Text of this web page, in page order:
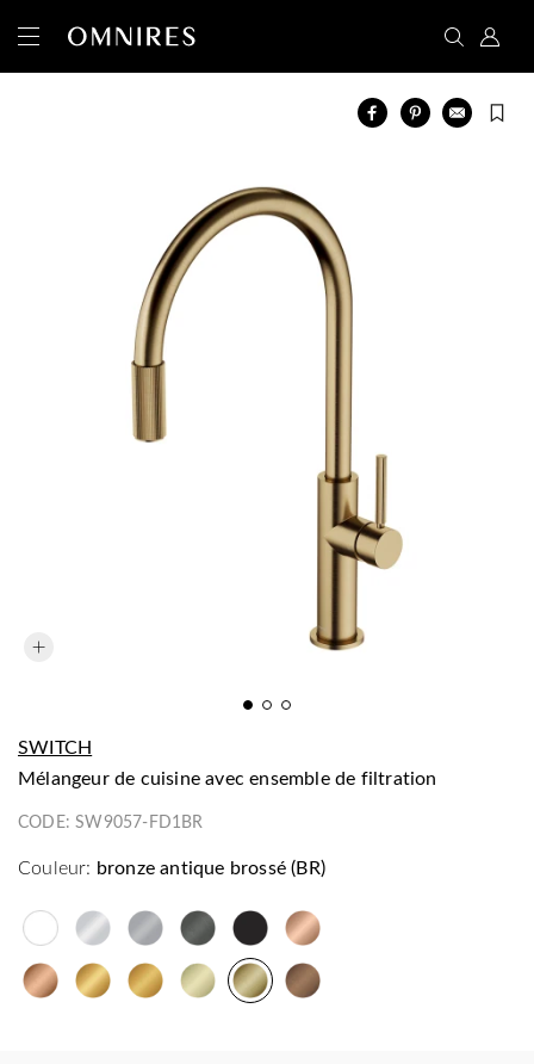
SWITCH
mélangeur de cuisine avec ensemble de filtration
CODE:SW9057-FD1BR
Couleur: bronze antique brossé (BR)